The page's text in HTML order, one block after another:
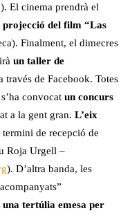
El cinema prendrà el
projecció del film “Las
Finalment, el dimecres
un taller de
través de Facebook. Totes
convocat un concurs
a la gent gran. L’eix
termini de recepció de
Roja Urgell –
). D’altra banda, les
una tertúlia emesa per